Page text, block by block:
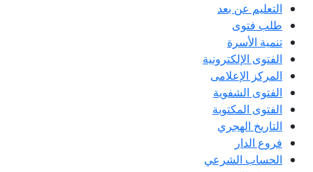
التعليم عن بعد
طلب فتوى
تنمية الأسرة
الفتوى الإلكترونية
المركز الإعلامى
الفتوى الشفوية
الفتوى المكتوبة
التاريخ الهجري
فروع الدار
الحساب الشرعي